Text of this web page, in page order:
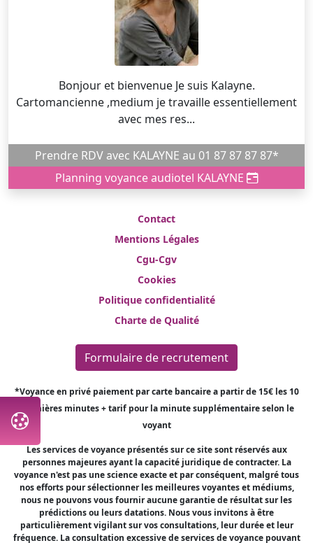
Bonjour et bienvenue Je suis Kalayne.
Cartomancienne ,medium je travaille essentiellement
avec mes res...
Prendre RDV avec KALAYNE au 01 87 87 87 87*
Planning voyance audiotel KALAYNE
Contact
Mentions Légales
Cgu-Cgv
Cookies
Politique confidentialité
Charte de Qualité
Formulaire de recrutement
*Voyance en privé paiement par carte bancaire a partir de 15€ les 10
premières minutes + tarif pour la minute supplémentaire selon le
voyant
Les services de voyance présentés sur ce site sont réservés aux
personnes majeures ayant la capacité juridique de contracter. La
voyance n'est pas une science exacte et par conséquent, malgré tous
nos efforts pour sélectionner les meilleures voyantes et médiums,
nous ne pouvons vous fournir aucune garantie de résultat sur les
prédictions ou leurs datations. Nous vous invitons à être
particulièrement vigilant sur vos consultations, leur durée et leur
fréquence. La consultation excessive de services de voyance pouvant